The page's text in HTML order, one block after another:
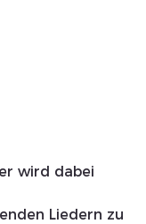
wird dabei
Liedern zu